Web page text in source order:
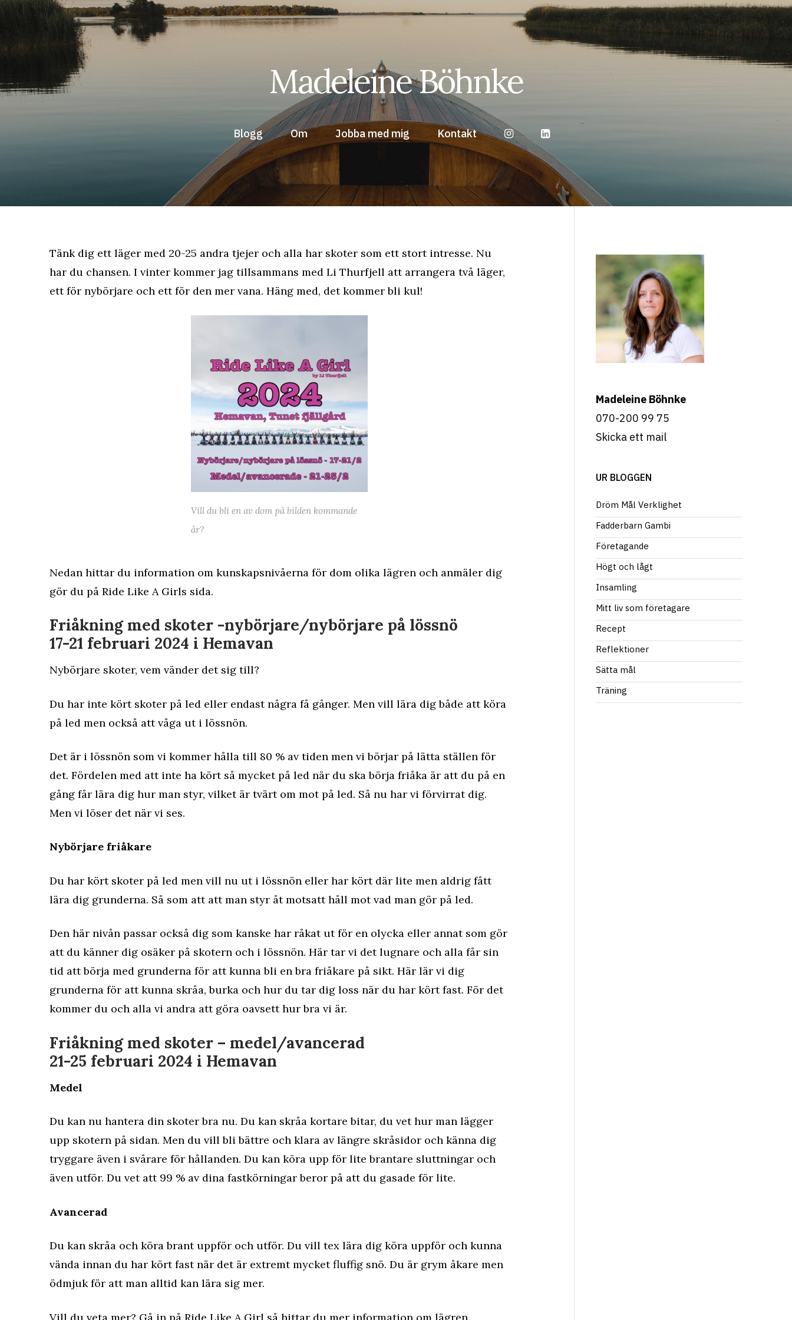
Hoppa
innehåll
Madeleine Böhnke
Blogg Om Jobba med mig Kontakt
Tänk dig ett läger med 20-25 andra tjejer och alla har skoter som ett stort intresse. Nu
har du chansen. I vinter kommer jag tillsammans med Li Thurfjell att arrangera två läger,
ett för nybörjare och ett för den mer vana. Häng med, det kommer bli kul!
Vill du bli en av dom på bilden kommande
år?
Nedan hittar du information om kunskapsnivåerna för dom olika lägren och anmäler dig
gör du på Ride Like A Girls sida.
Friåkning med skoter -nybörjare/nybörjare på lössnö
17-21 februari 2024 i Hemavan
Nybörjare skoter, vem vänder det sig till?
Du har inte kört skoter på led eller endast några få gånger. Men vill lära dig både att köra
på led men också att våga ut i lössnön.
Det är i lössnön som vi kommer hålla till 80 % av tiden men vi börjar på lätta ställen för
det. Fördelen med att inte ha kört så mycket på led när du ska börja friåka är att du på en
gång får lära dig hur man styr, vilket är tvärt om mot på led. Så nu har vi förvirrat dig.
Men vi löser det när vi ses.
Nybörjare friåkare
Du har kört skoter på led men vill nu ut i lössnön eller har kört där lite men aldrig fått
lära dig grunderna. Så som att att man styr åt motsatt håll mot vad man gör på led.
Den här nivån passar också dig som kanske har råkat ut för en olycka eller annat som gör
att du känner dig osäker på skotern och i lössnön. Här tar vi det lugnare och alla får sin
tid att börja med grunderna för att kunna bli en bra friåkare på sikt. Här lär vi dig
grunderna för att kunna skråa, burka och hur du tar dig loss när du har kört fast. För det
kommer du och alla vi andra att göra oavsett hur bra vi är.
Friåkning med skoter – medel/avancerad
21-25 februari 2024 i Hemavan
Medel
Du kan nu hantera din skoter bra nu. Du kan skråa kortare bitar, du vet hur man lägger
upp skotern på sidan. Men du vill bli bättre och klara av längre skråsidor och känna dig
tryggare även i svårare för hållanden. Du kan köra upp för lite brantare sluttningar och
även utför. Du vet att 99 % av dina fastkörningar beror på att du gasade för lite.
Avancerad
Du kan skråa och köra brant uppför och utför. Du vill tex lära dig köra uppför och kunna
vända innan du har kört fast när det är extremt mycket fluffig snö. Du är grym åkare men
ödmjuk för att man alltid kan lära sig mer.
Vill du veta mer? Gå in på Ride Like A Girl så hittar du mer information om lägren.
Madeleine Böhnke
070-200 99 75
Skicka ett mail
UR BLOGGEN
Dröm Mål Verklighet
Fadderbarn Gambi
Företagande
Högt och lågt
Insamling
Mitt liv som företagare
Recept
Reflektioner
Sätta mål
Träning